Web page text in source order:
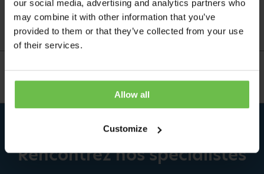
our social media, advertising and analytics partners who
may combine it with other information that you’ve
provided to them or that they’ve collected from your use
of their services.
Allow all
Customize
des professionne...
Rencontrez nos spécialistes